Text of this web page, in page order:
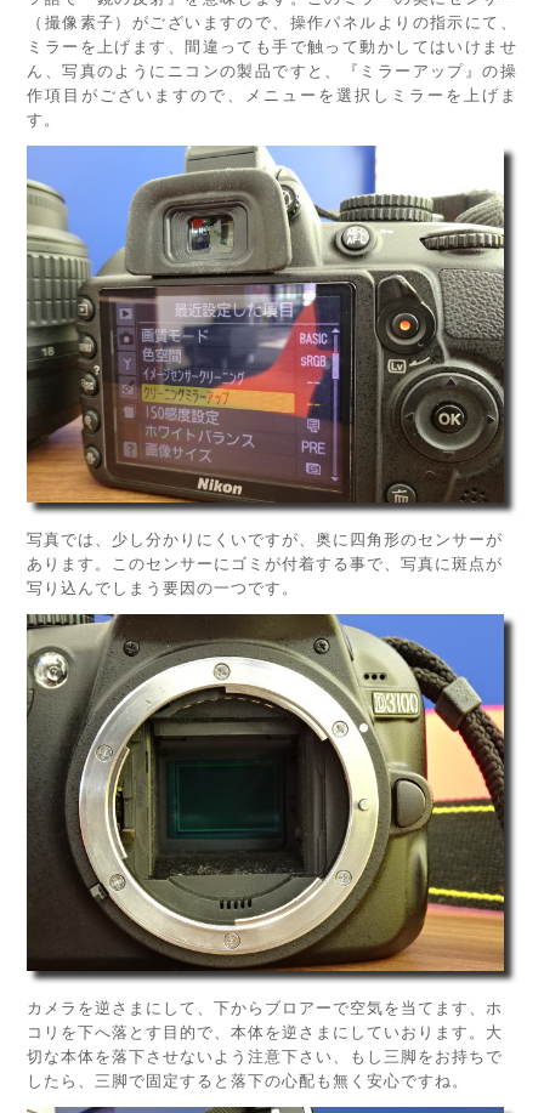
（撮像素子）がございますので、操作パネルよりの指示にて、
ミラーを上げます、間違っても手で触って動かしてはいけませ
ん、写真のようにニコンの製品ですと、『ミラーアップ』の操
作項目がございますので、メニューを選択しミラーを上げま
す。
写真では、少し分かりにくいですが、奥に四角形のセンサーが
あります。このセンサーにゴミが付着する事で、写真に斑点が
写り込んでしまう要因の一つです。
カメラを逆さまにして、下からブロアーで空気を当てます、ホ
コリを下へ落とす目的で、本体を逆さまにしていおります。大
切な本体を落下させないよう注意下さい、もし三脚をお持ちで
したら、三脚で固定すると落下の心配も無く安心ですね。